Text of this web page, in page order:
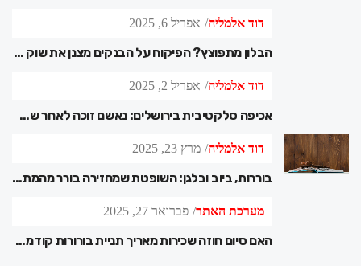
דוד אלמליח אפריל 6, 2025
הבלון מתפוצץ? הפיקוח על הבנקים מצנן את שוק הדיור – כך זה ישפיע על ההלוואות החדשות
דוד אלמליח אפריל 2, 2025
אכיפה סלקטיבית בירושלים: נאשם זוכה לאחר שבית המשפט קבע – העירייה פעלה באיפה ואיפה
דוד אלמליח מרץ 23, 2025
בוררות, ביוב ובלגן: השופטת שמחזירה בורר מהמתים – סיפור משפטי שלא תשכחו
מערכת האתר פברואר 27, 2025
האם סיום חוזה שכירות מאריך תניית בורורות קודמת?